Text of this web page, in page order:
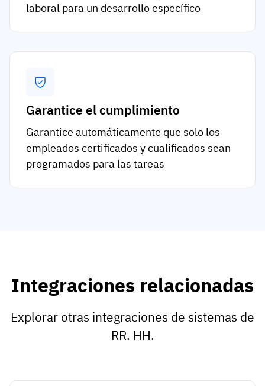
laboral para un desarrollo específico
Garantice el cumplimiento
Garantice automáticamente que solo los
empleados certificados y cualificados sean
programados para las tareas
Integraciones relacionadas
Explorar otras integraciones de sistemas de
RR. HH.